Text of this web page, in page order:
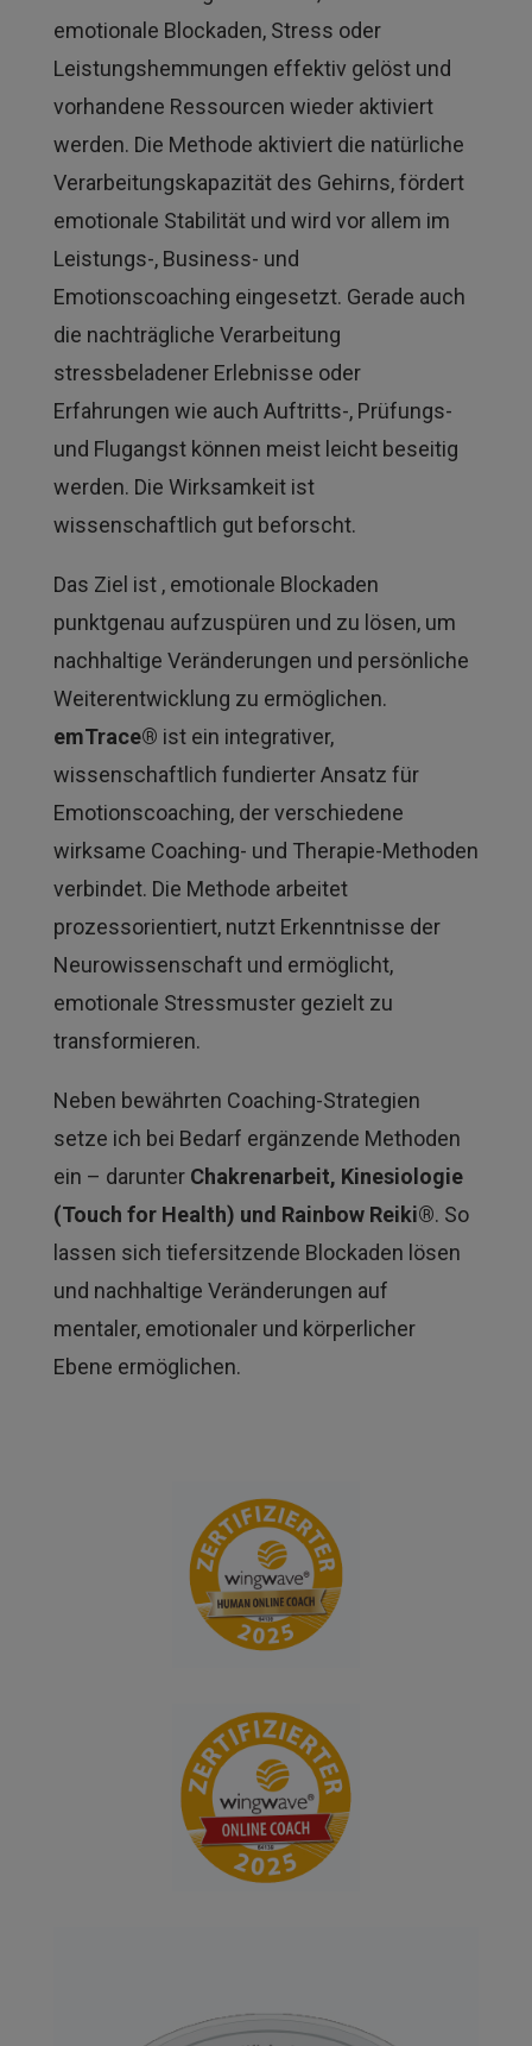
emotionale Blockaden, Stress oder
Leistungshemmungen effektiv gelöst und
vorhandene Ressourcen wieder aktiviert
werden. Die Methode aktiviert die natürliche
Verarbeitungskapazität des Gehirns, fördert
emotionale Stabilität und wird vor allem im
Leistungs-, Business- und
Emotionscoaching eingesetzt. Gerade auch
die nachträgliche Verarbeitung
stressbeladener Erlebnisse oder
Erfahrungen wie auch Auftritts-, Prüfungs-
und Flugangst können meist leicht beseitig
werden. Die Wirksamkeit ist
wissenschaftlich gut beforscht.
Das Ziel ist , emotionale Blockaden
punktgenau aufzuspüren und zu lösen, um
nachhaltige Veränderungen und persönliche
Weiterentwicklung zu ermöglichen.
emTrace® ist ein integrativer,
wissenschaftlich fundierter Ansatz für
Emotionscoaching, der verschiedene
wirksame Coaching- und Therapie-Methoden
verbindet. Die Methode arbeitet
prozessorientiert, nutzt Erkenntnisse der
Neurowissenschaft und ermöglicht,
emotionale Stressmuster gezielt zu
transformieren.
Neben bewährten Coaching-Strategien
setze ich bei Bedarf ergänzende Methoden
ein – darunter Chakrenarbeit, Kinesiologie
(Touch for Health) und Rainbow Reiki®. So
lassen sich tiefersitzende Blockaden lösen
und nachhaltige Veränderungen auf
mentaler, emotionaler und körperlicher
Ebene ermöglichen.